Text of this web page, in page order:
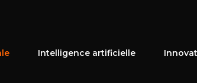
Intelligence artificielle